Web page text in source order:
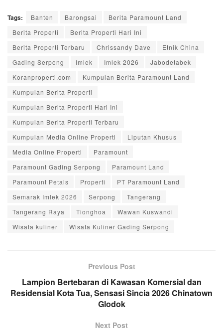
Tags: Banten Barongsai
Berita Paramount Land
Berita Properti
Berita Properti Hari Ini
Berita Properti Terbaru
Chrissandy Dave
Etnik China
Gading Serpong
Imlek Imlek 2026
Jabodetabek
Koranproperti.com
Kumpulan Berita Paramount Land
Kumpulan Berita Properti
Kumpulan Berita Properti Hari Ini
Kumpulan Berita Properti Terbaru
Kumpulan Media Online Properti
Liputan Khusus
Media Online Properti
Paramount
Paramount Gading Serpong
Paramount Land
Paramount Petals
Properti
PT Paramount Land
Semarak Imlek 2026
Serpong
Tangerang
Tangerang Raya
Tionghoa
Wawan Kuswandi
Wisata kuliner
Wisata Kuliner Gading Serpong
Previous Post
Lampion Bertebaran di Kawasan Komersial dan
Residensial Kota Tua, Sensasi Sincia 2026 Chinatown
Glodok
Next Post